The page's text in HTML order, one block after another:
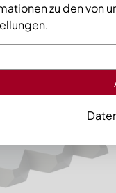
zu den von